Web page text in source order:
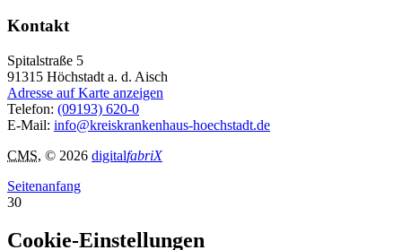
Kontakt
Spitalstraße 5
91315 Höchstadt a. d. Aisch
Adresse auf Karte anzeigen
Telefon: (09193) 620-0
E-Mail: info@kreiskrankenhaus-hoechstadt.de
CMS, © 2026 digitalfabriX
Seitenanfang
30
Cookie-Einstellungen